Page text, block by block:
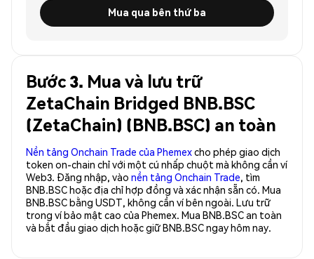
Mua qua bên thứ ba
Bước 3. Mua và lưu trữ
ZetaChain Bridged BNB.BSC
(ZetaChain) (BNB.BSC) an toàn
Nền tảng Onchain Trade của Phemexcho phép giao dịch
token on-chain chỉ với một cú nhấp chuột mà không cần ví
Web3. Đăng nhập, vào nền tảng Onchain Trade, tìm
BNB.BSC hoặc địa chỉ hợp đồng và xác nhận sẵn có. Mua
BNB.BSC bằng USDT, không cần ví bên ngoài. Lưu trữ
trong ví bảo mật cao của Phemex. Mua BNB.BSC an toàn
và bắt đầu giao dịch hoặc giữ BNB.BSC ngay hôm nay.